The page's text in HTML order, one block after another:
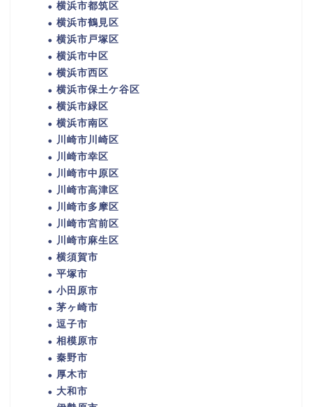
横浜市都筑区
横浜市鶴見区
横浜市戸塚区
横浜市中区
横浜市西区
横浜市保土ケ谷区
横浜市緑区
横浜市南区
川崎市川崎区
川崎市幸区
川崎市中原区
川崎市高津区
川崎市多摩区
川崎市宮前区
川崎市麻生区
横須賀市
平塚市
小田原市
茅ヶ崎市
逗子市
相模原市
秦野市
厚木市
大和市